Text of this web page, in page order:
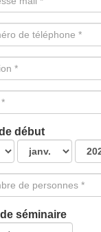
début
séminaire